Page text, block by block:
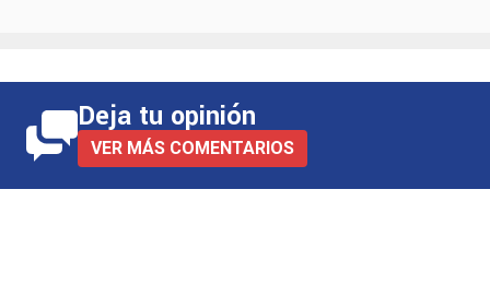
Deja tu opinión
VER MÁS COMENTARIOS